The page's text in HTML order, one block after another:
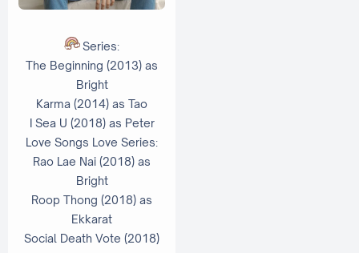
Series:
The Beginning (2013) as
Bright
Karma (2014) as Tao
I Sea U (2018) as Peter
Love Songs Love Series:
Rao Lae Nai (2018) as
Bright
Roop Thong (2018) as
Ekkarat
Social Death Vote (2018)